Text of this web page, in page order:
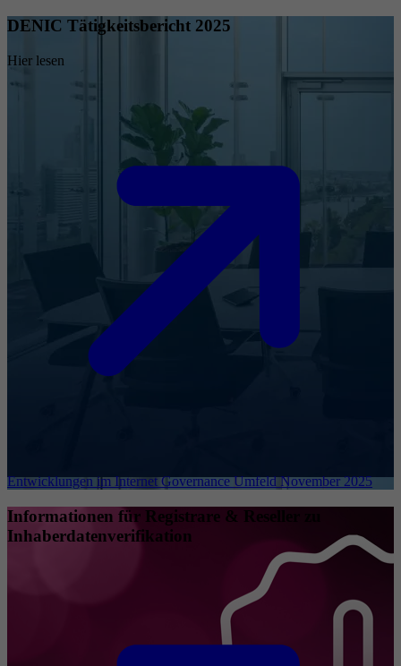
DENIC Tätigkeitsbericht 2025
Hier lesen
Entwicklungen im Internet Governance Umfeld November 2025
Informationen für Registrare & Reseller zu
Inhaberdatenverifikation